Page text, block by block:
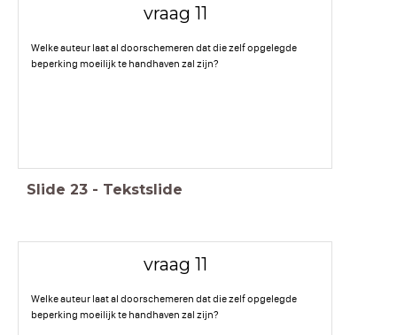
vraag 11
Welke auteur laat al doorschemeren dat die zelf opgelegde
beperking moeilijk te handhaven zal zijn?
Slide 23 - Tekstslide
vraag 11
Welke auteur laat al doorschemeren dat die zelf opgelegde
beperking moeilijk te handhaven zal zijn?